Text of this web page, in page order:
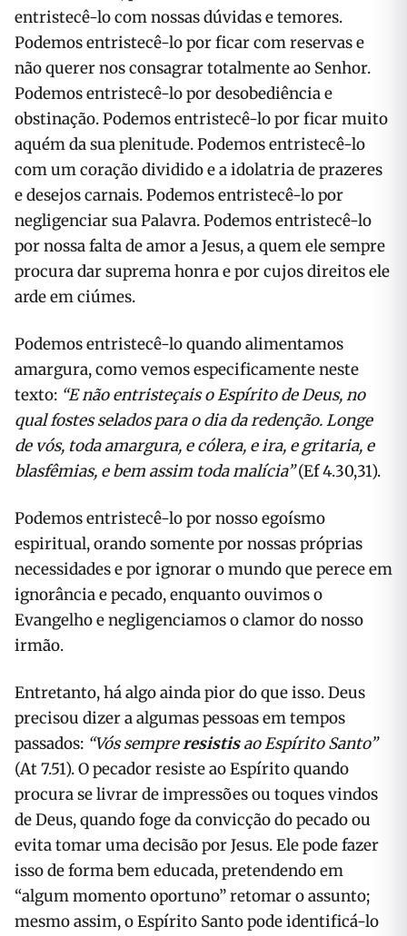
entristecê-lo com nossas dúvidas e temores.
Podemos entristecê-lo por ficar com reservas e
não querer nos consagrar totalmente ao Senhor.
Podemos entristecê-lo por desobediência e
obstinação. Podemos entristecê-lo por ficar muito
aquém da sua plenitude. Podemos entristecê-lo
com um coração dividido e a idolatria de prazeres
e desejos carnais. Podemos entristecê-lo por
negligenciar sua Palavra. Podemos entristecê-lo
por nossa falta de amor a Jesus, a quem ele sempre
procura dar suprema honra e por cujos direitos ele
arde em ciúmes.
Podemos entristecê-lo quando alimentamos
amargura, como vemos especificamente neste
texto: “E não entristeçais o Espírito de Deus, no
qual fostes selados para o dia da redenção. Longe
de vós, toda amargura, e cólera, e ira, e gritaria, e
blasfêmias, e bem assim toda malícia”(Ef 4.30,31).
Podemos entristecê-lo por nosso egoísmo
espiritual, orando somente por nossas próprias
necessidades e por ignorar o mundo que perece em
ignorância e pecado, enquanto ouvimos o
Evangelho e negligenciamos o clamor do nosso
irmão.
Entretanto, há algo ainda pior do que isso. Deus
precisou dizer a algumas pessoas em tempos
passados: “Vós sempreresistisao Espírito Santo”
(At 7.51). O pecador resiste ao Espírito quando
procura se livrar de impressões ou toques vindos
de Deus, quando foge da convicção do pecado ou
evita tomar uma decisão por Jesus. Ele pode fazer
isso de forma bem educada, pretendendo em
“algum momento oportuno” retomar o assunto;
mesmo assim, o Espírito Santo pode identificá-lo